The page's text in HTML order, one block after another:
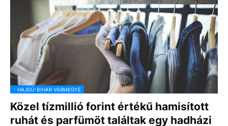
- HAJDÚ-BIHAR VÁRMEGYE
Közel tízmillió forint értékű hamisított
ruhát és parfümöt találtak egy hadházi